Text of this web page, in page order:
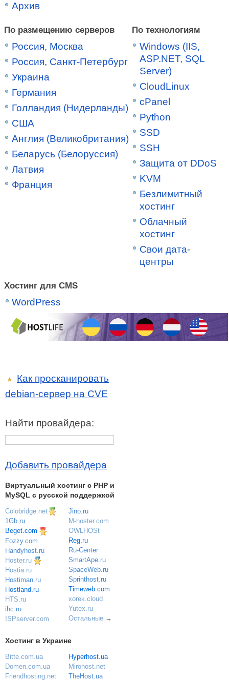
Архив
По размещению серверов
Россия, Москва
Россия, Санкт-Петербург
Украина
Германия
Голландия (Нидерланды)
США
Англия (Великобритания)
Беларусь (Белоруссия)
Латвия
Франция
По технологиям
Windows (IIS,
ASP.NET, SQL
Server)
CloudLinux
cPanel
Python
SSD
SSH
Защита от DDoS
KVM
Безлимитный
хостинг
Облачный
хостинг
Свои дата-
центры
Хостинг для CMS
WordPress
★
Как просканировать
debian-сервер на CVE
Найти провайдера:
Добавить провайдера
Виртуальный хостинг c PHP и
MySQL с русской поддержкой
Colobridge.net
1Gb.ru
Beget.com
Fozzy.com
Handyhost.ru
Hoster.ru
Hostia.ru
Hostiman.ru
Hostland.ru
HTS.ru
ihc.ru
ISPserver.com
Jino.ru
M-hoster.com
OWLHOSt
Reg.ru
Ru-Center
SmartApe.ru
SpaceWeb.ru
Sprinthost.ru
Timeweb.com
xorek.cloud
Yutex.ru
Остальные→
Хостинг в Украине
Bitte.com.ua
Domen.com.ua
Friendhosting.net
Hyperhost.ua
Mirohost.net
TheHost.ua